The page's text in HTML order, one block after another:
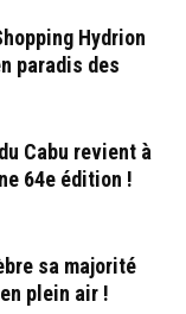
Hydrion
paradis des
Cabu revient à
64e édition !
sa majorité
plein air !